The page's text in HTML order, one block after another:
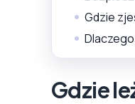
Gdzie
Gdzie